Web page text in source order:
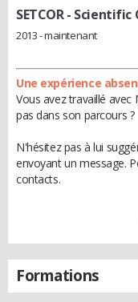
SETCOR- Scientific
2013 - maintenant
Une expérience
Vous avez travaillé avec
pas dans son parcours ?
N'hésitez pas à lui
envoyant un message.
contacts.
Formations